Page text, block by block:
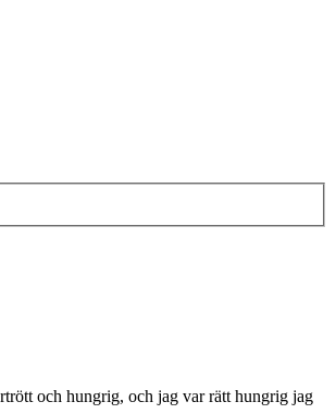
och hungrig, och jag var rätt hungrig jag